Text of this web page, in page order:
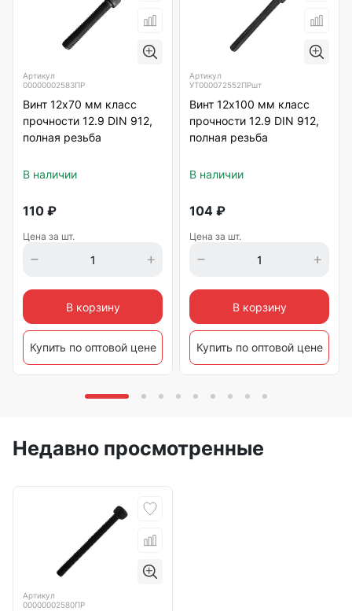
Артикул
00000002583ПР
Винт 12х70 мм класс
прочности 12.9 DIN 912,
полная резьба
В наличии
110 ₽
Цена за шт.
В корзину
Купить по оптовой цене
Артикул
УТ000072552ПРшт
Винт 12х100 мм класс
прочности 12.9 DIN 912,
полная резьба
В наличии
104 ₽
Цена за шт.
В корзину
Купить по оптовой цене
Недавно просмотренные
Артикул
00000002580ПР